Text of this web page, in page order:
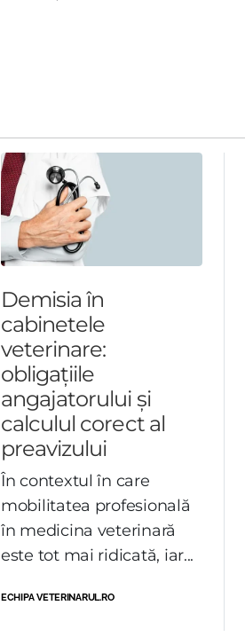
Demisia în
cabinetele
veterinare:
obligațiile
angajatorului și
calculul corect al
preavizului
În contextul în care
mobilitatea profesională
în medicina veterinară
este tot mai ridicată, iar...
ECHIPA VETERINARUL.RO